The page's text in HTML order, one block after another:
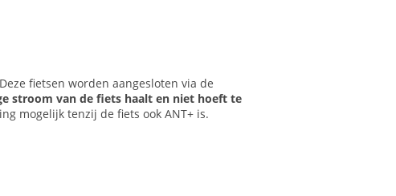
fietsen worden aangesloten via de
stroom van de fiets haalt en niet hoeft te
mogelijk tenzij de fiets ook ANT+ is.